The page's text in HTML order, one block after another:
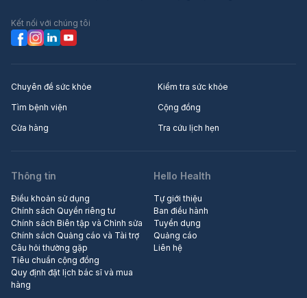
Kết nối với chúng tôi
Chuyên đề sức khỏe
Kiểm tra sức khỏe
Tìm bệnh viện
Cộng đồng
Cửa hàng
Tra cứu lịch hẹn
Thông tin
Điều khoản sử dụng
Chính sách Quyền riêng tư
Chính sách Biên tập và Chỉnh sửa
Chính sách Quảng cáo và Tài trợ
Câu hỏi thường gặp
Tiêu chuẩn cộng đồng
Quy định đặt lịch bác sĩ và mua
hàng
Hello Health
Tự giới thiệu
Ban điều hành
Tuyển dụng
Quảng cáo
Liên hệ